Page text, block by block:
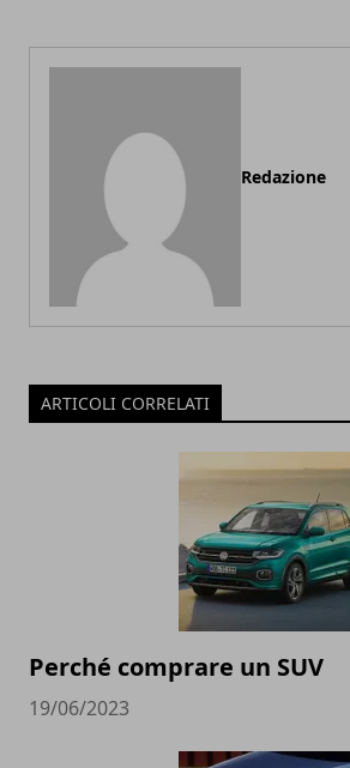
Redazione
ARTICOLI CORRELATI
Perché comprare un SUV
19/06/2023